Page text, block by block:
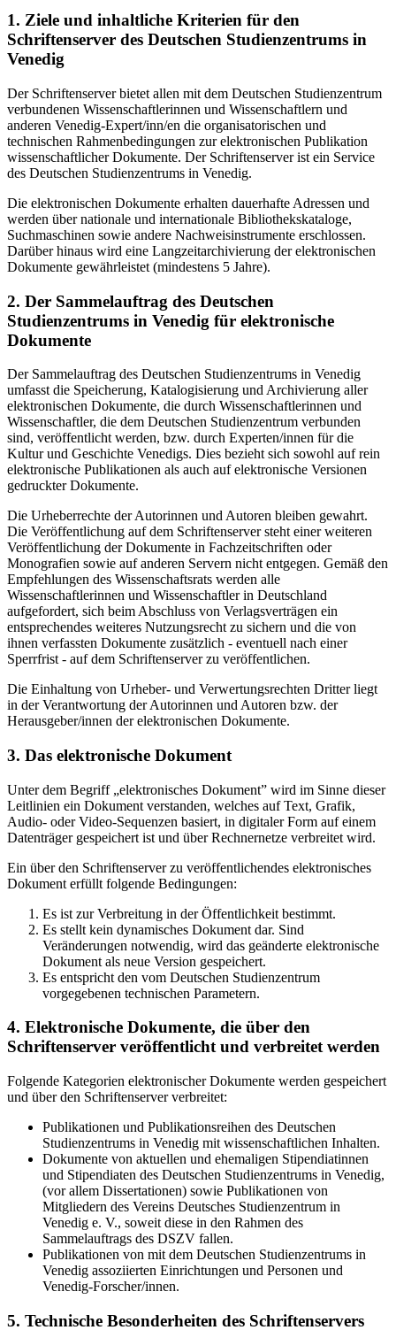
1. Ziele und inhaltliche Kriterien für den
Schriftenserver des Deutschen Studienzentrums in
Venedig
Der Schriftenserver bietet allen mit dem Deutschen Studienzentrum
verbundenen Wissenschaftlerinnen und Wissenschaftlern und
anderen Venedig-Expert/inn/en die organisatorischen und
technischen Rahmenbedingungen zur elektronischen Publikation
wissenschaftlicher Dokumente. Der Schriftenserver ist ein Service
des Deutschen Studienzentrums in Venedig.
Die elektronischen Dokumente erhalten dauerhafte Adressen und
werden über nationale und internationale Bibliothekskataloge,
Suchmaschinen sowie andere Nachweisinstrumente erschlossen.
Darüber hinaus wird eine Langzeitarchivierung der elektronischen
Dokumente gewährleistet (mindestens 5 Jahre).
2. Der Sammelauftrag des Deutschen
Studienzentrums in Venedig für elektronische
Dokumente
Der Sammelauftrag des Deutschen Studienzentrums in Venedig
umfasst die Speicherung, Katalogisierung und Archivierung aller
elektronischen Dokumente, die durch Wissenschaftlerinnen und
Wissenschaftler, die dem Deutschen Studienzentrum verbunden
sind, veröffentlicht werden, bzw. durch Experten/innen für die
Kultur und Geschichte Venedigs. Dies bezieht sich sowohl auf rein
elektronische Publikationen als auch auf elektronische Versionen
gedruckter Dokumente.
Die Urheberrechte der Autorinnen und Autoren bleiben gewahrt.
Die Veröffentlichung auf dem Schriftenserver steht einer weiteren
Veröffentlichung der Dokumente in Fachzeitschriften oder
Monografien sowie auf anderen Servern nicht entgegen. Gemäß den
Empfehlungen des Wissenschaftsrats werden alle
Wissenschaftlerinnen und Wissenschaftler in Deutschland
aufgefordert, sich beim Abschluss von Verlagsverträgen ein
entsprechendes weiteres Nutzungsrecht zu sichern und die von
ihnen verfassten Dokumente zusätzlich - eventuell nach einer
Sperrfrist - auf dem Schriftenserver zu veröffentlichen.
Die Einhaltung von Urheber- und Verwertungsrechten Dritter liegt
in der Verantwortung der Autorinnen und Autoren bzw. der
Herausgeber/innen der elektronischen Dokumente.
3. Das elektronische Dokument
Unter dem Begriff „elektronisches Dokument” wird im Sinne dieser
Leitlinien ein Dokument verstanden, welches auf Text, Grafik,
Audio- oder Video-Sequenzen basiert, in digitaler Form auf einem
Datenträger gespeichert ist und über Rechnernetze verbreitet wird.
Ein über den Schriftenserver zu veröffentlichendes elektronisches
Dokument erfüllt folgende Bedingungen:
Es ist zur Verbreitung in der Öffentlichkeit bestimmt.
Es stellt kein dynamisches Dokument dar. Sind
Veränderungen notwendig, wird das geänderte elektronische
Dokument als neue Version gespeichert.
Es entspricht den vom Deutschen Studienzentrum
vorgegebenen technischen Parametern.
4. Elektronische Dokumente, die über den
Schriftenserver veröffentlicht und verbreitet werden
Folgende Kategorien elektronischer Dokumente werden gespeichert
und über den Schriftenserver verbreitet:
Publikationen und Publikationsreihen des Deutschen
Studienzentrums in Venedig mit wissenschaftlichen Inhalten.
Dokumente von aktuellen und ehemaligen Stipendiatinnen
und Stipendiaten des Deutschen Studienzentrums in Venedig,
(vor allem Dissertationen) sowie Publikationen von
Mitgliedern des Vereins Deutsches Studienzentrum in
Venedig e. V., soweit diese in den Rahmen des
Sammelauftrags des DSZV fallen.
Publikationen von mit dem Deutschen Studienzentrums in
Venedig assoziierten Einrichtungen und Personen und
Venedig-Forscher/innen.
5. Technische Besonderheiten des Schriftenservers